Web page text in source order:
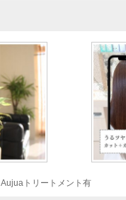
トリートメント有